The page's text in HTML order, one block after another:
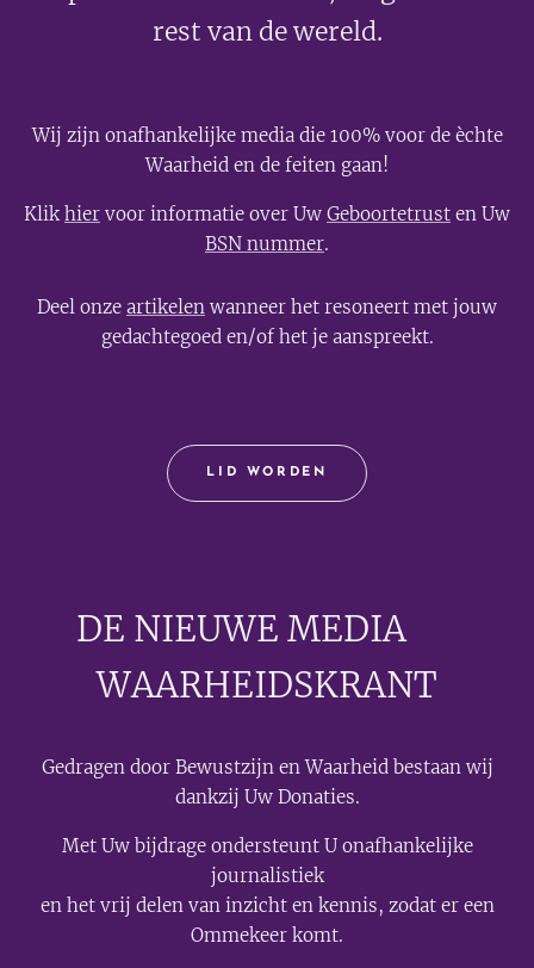
rest van de wereld.
Wij zijn onafhankelijke media die 100% voor de èchte
Waarheid en de feiten gaan!
Klikhier voor informatie over Uw Geboortetrust en Uw
BSN nummer.
Deel onze artikelen wanneer het resoneert met jouw
gedachtegoed en/of het je aanspreekt.
LID WORDEN
DE NIEUWE MEDIA🟣
WAARHEIDSKRANT
Gedragen door Bewustzijn en Waarheid bestaan wij
dankzij Uw Donaties.
Met Uw bijdrage ondersteunt U onafhankelijke
journalistiek
en het vrij delen van inzicht en kennis, zodat er een
Ommekeer komt.